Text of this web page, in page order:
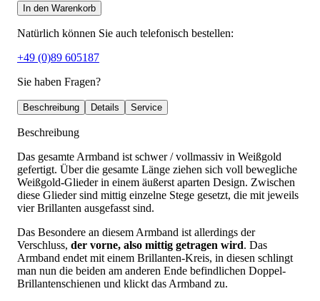
In den Warenkorb
Natürlich können Sie auch telefonisch bestellen:
+49 (0)89 605187
Sie haben Fragen?
Beschreibung Details Service
Beschreibung
Das gesamte Armband ist schwer / vollmassiv in Weißgold
gefertigt. Über die gesamte Länge ziehen sich voll bewegliche
Weißgold-Glieder in einem äußerst aparten Design. Zwischen
diese Glieder sind mittig einzelne Stege gesetzt, die mit jeweils
vier Brillanten ausgefasst sind.
Das Besondere an diesem Armband ist allerdings der
Verschluss, der vorne, also mittig getragen wird. Das
Armband endet mit einem Brillanten-Kreis, in diesen schlingt
man nun die beiden am anderen Ende befindlichen Doppel-
Brillantenschienen und klickt das Armband zu.